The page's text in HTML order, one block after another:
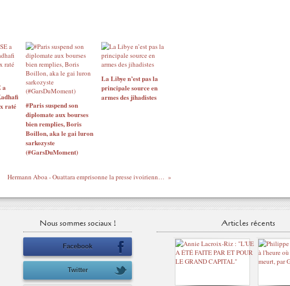
a
raté
#Paris suspend son
diplomate aux bourses
bien remplies, Boris
Boillon, aka le gai luron
sarkozyste
(#GarsDuMoment)
La Libye n’est pas la
principale source en
armes des jihadistes
Hermann Aboa - Ouattara emprisonne la presse ivoirienne, par Sylvie Kouamé
Nous sommes sociaux !
Facebook
Twitter
Articles récents